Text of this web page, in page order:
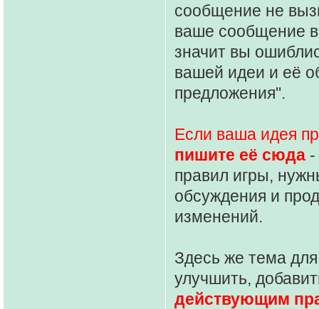
сообщение не
ваше сообщение
значит вы
вашей идеи и её
предложения".
Если ваша идея
пишите её сюда
правил игры,
обсуждения и
изменений.
Здесь же тема
улучшить,
действующим